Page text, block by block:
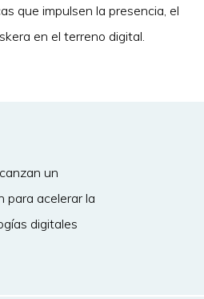
que impulsen la presencia, el
en el terreno digital.
un
para acelerar la
digitales